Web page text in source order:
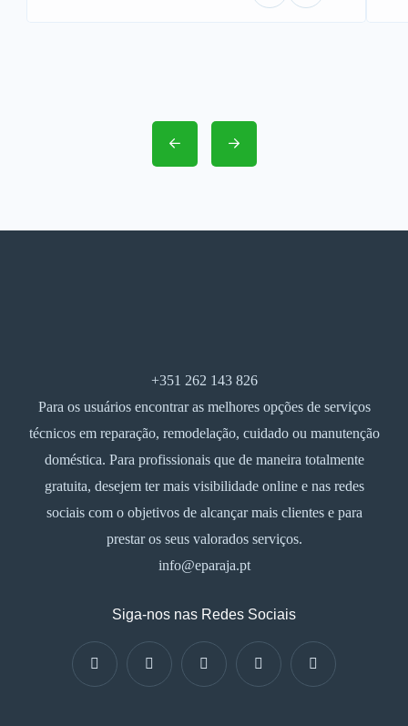
+351 262 143 826
Para os usuários encontrar as melhores opções de serviços
técnicos em reparação, remodelação, cuidado ou manutenção
doméstica. Para profissionais que de maneira totalmente
gratuita, desejem ter mais visibilidade online e nas redes
sociais com o objetivos de alcançar mais clientes e para
prestar os seus valorados serviços.
info@eparaja.pt
Siga-nos nas Redes Sociais